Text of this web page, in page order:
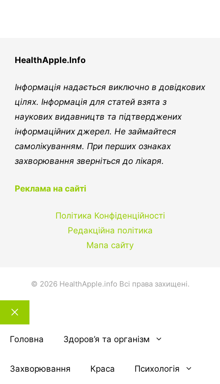
HealthApple.Info
Інформація надається виключно в довідкових
цілях. Інформація для статей взята з
наукових видавництв та підтверджених
інформаційних джерел. Не займайтеся
самолікуванням. При перших ознаках
захворювання зверніться до лікаря.
Реклама на сайті
Політика Конфіденційності
Редакційна політика
Мапа сайту
© 2026 HealthApple.info Всі права захищені.
Закрити
тему
Головна Здоров’я та організм
Захворювання Краса Психологія